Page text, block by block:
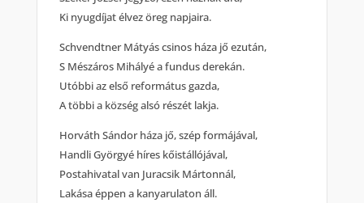
Ki nyugdíjat élvez öreg napjaira.
Schvendtner Mátyás csinos háza jő ezután,
S Mészáros Mihályé a fundus derekán.
Utóbbi az első református gazda,
A többi a község alsó részét lakja.
Horváth Sándor háza jő, szép formájával,
Handli Györgyé híres kőistállójával,
Postahivatal van Juracsik Mártonnál,
Lakása éppen a kanyarulaton áll.